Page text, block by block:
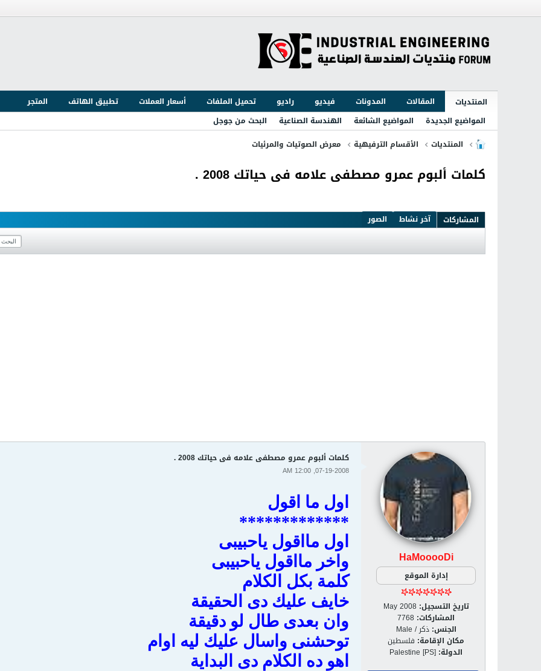
المنتديات المقالات المدونات فيديو راديو تحميل الملفات أسعار العملات تطبيق الهاتف
المتجر
المواضيع الجديدة
المواضيع الشائعة الهندسة الصناعية
البحث من جوجل
المنتديات
الأقسام الترفيهية معرض الصوتيات والمرئيات
كلمات ألبوم عمرو مصطفى علامه فى حياتك 2008 .
المشاركات آخر نشاط الصور
HaMooooDi
إدارة الموقع
تاريخ التسجيل: May 2008
المشاركات: 7768
الجنس: ذكر / Male
مكان الإقامة: فلسطين
الدولة: Palestine [PS]
كلمات ألبوم عمرو مصطفى علامه فى حياتك 2008 .
07-19-2008, 12:00 AM
اول ما اقول
*************
اول مااقول ياحبيبى
واخر مااقول ياحبيبى
كلمة بكل الكلام
خايف عليك دى الحقيقة
وان بعدى طال لو دقيقة
توحشنى واسال عليك ليه اوام
اهو ده الكلام دى البداية